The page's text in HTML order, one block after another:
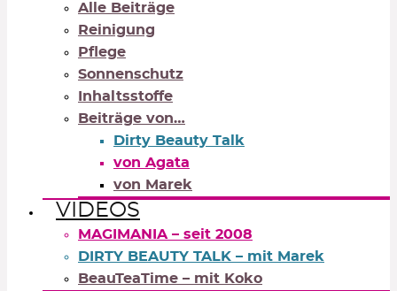
Alle Beiträge
Reinigung
Pflege
Sonnenschutz
Inhaltsstoffe
Beiträge von…
Dirty Beauty Talk
von Agata
von Marek
VIDEOS
MAGIMANIA – seit 2008
DIRTY BEAUTY TALK – mit Marek
BeauTeaTime – mit Koko